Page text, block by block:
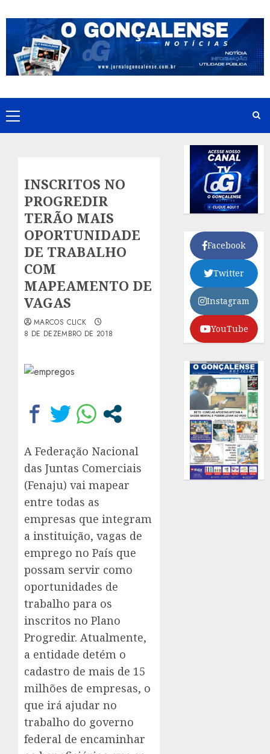
to
content
Primary
Menu
INSCRITOS NO
PROGREDIR
TERÃO MAIS
OPORTUNIDADE
DE TRABALHO
COM
MAPEAMENTO DE
VAGAS
MARCOS CLICK
8 DE DEZEMBRO DE 2018
A Federação Nacional
das Juntas Comerciais
(Fenaju) vai mapear
entre todas as
empresas que integram
a instituição, vagas de
emprego no País que
possam servir como
oportunidades de
trabalho para os
inscritos no Plano
Progredir. Atualmente,
a entidade detém o
cadastro de mais de 15
milhões de empresas, o
que irá ajudar no
trabalho do governo
federal de encaminhar
Facebook
Twitter
Instagram
YouTube